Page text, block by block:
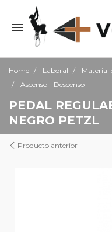
Home Laboral
Material
Ascenso - Descenso
PEDAL
NEGRO PETZL
Producto anterior